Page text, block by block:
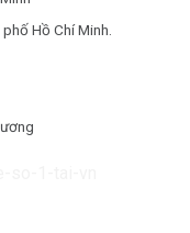
Hồ Chí Minh.